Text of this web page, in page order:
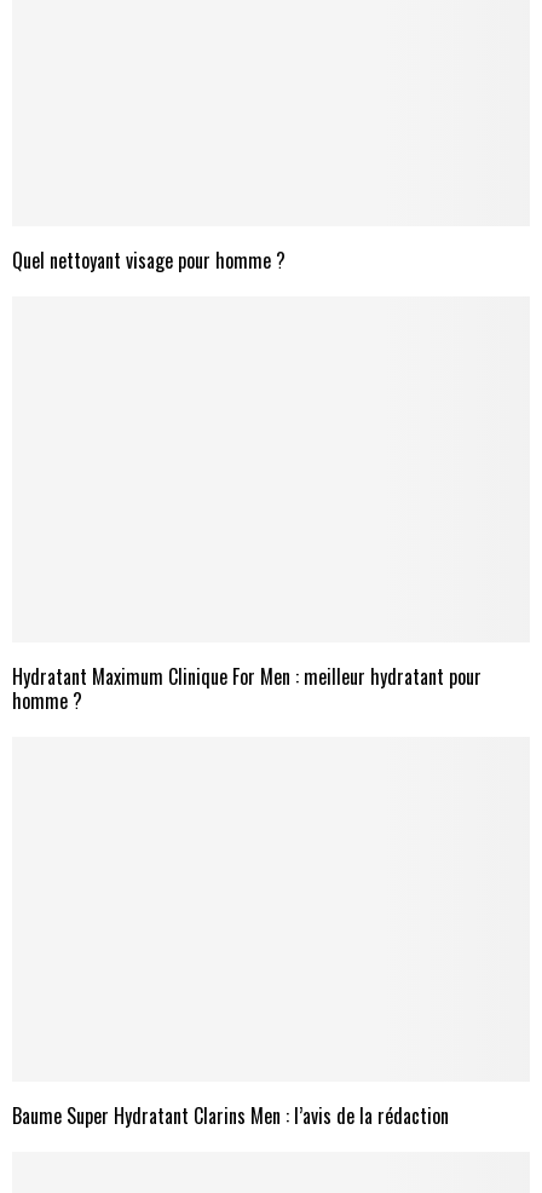
Quel nettoyant visage pour homme ?
Hydratant Maximum Clinique For Men : meilleur hydratant pour
homme ?
Baume Super Hydratant Clarins Men : l’avis de la rédaction